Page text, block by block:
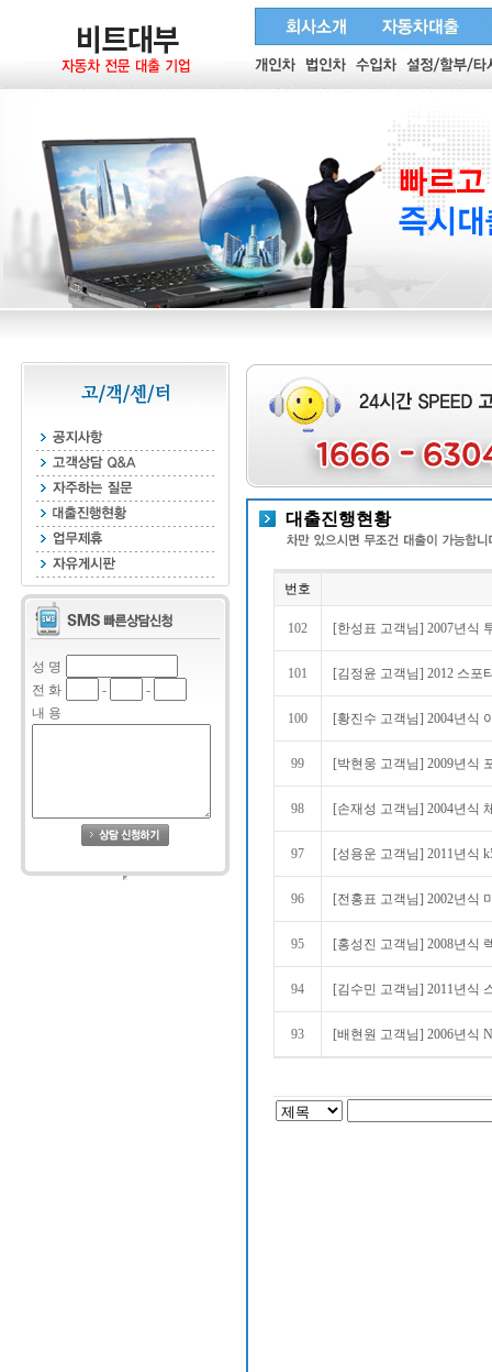
성 명
전 화
-
-
내 용
대출진행현황
번호
102 [한성표 고객님] 2007년식
101 [김정윤 고객님] 2012 스포
100 [황진수 고객님] 2004년식
99 [박현웅 고객님] 2009년식
98 [손재성 고객님] 2004년식
97 [성용운 고객님] 2011년식
96 [전홍표 고객님] 2002년식
95 [홍성진 고객님] 2008년식
94 [김수민 고객님] 2011년식
93 [배현원 고객님] 2006년식